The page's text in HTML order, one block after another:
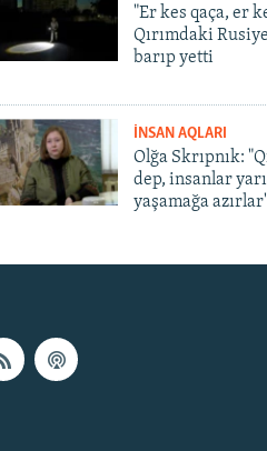
"Er kes qaça, er
Qırımdaki
barıp yetti
İNSAN AQLARI
Olğa Skrıpnık:
dep, insanlar
yaşamağa